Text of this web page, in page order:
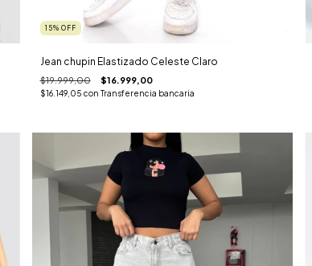
15% OFF
Jean chupin Elastizado Celeste Claro
$19.999,00 $16.999,00
$16.149,05 con Transferencia bancaria